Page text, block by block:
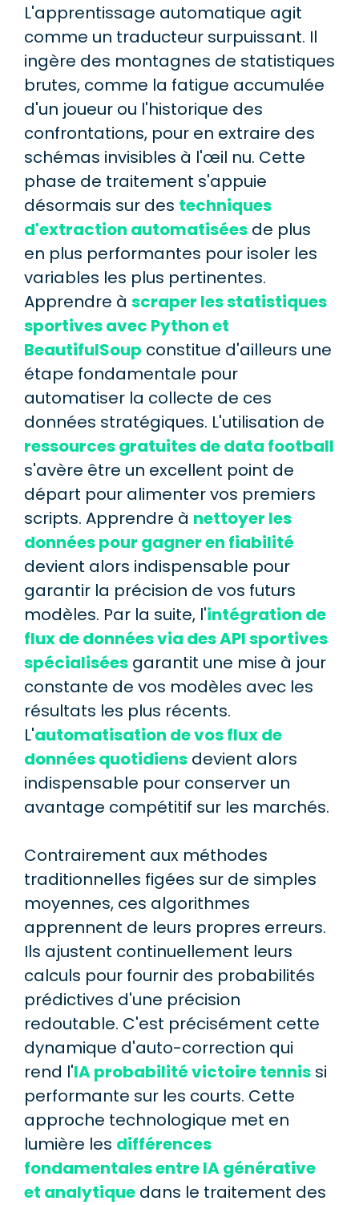
L'apprentissage automatique agit
comme un traducteur surpuissant. Il
ingère des montagnes de statistiques
brutes, comme la fatigue accumulée
d'un joueur ou l'historique des
confrontations, pour en extraire des
schémas invisibles à l'œil nu. Cette
phase de traitement s'appuie
désormais sur des techniques
d'extraction automatisées de plus
en plus performantes pour isoler les
variables les plus pertinentes.
Apprendre à scraper les statistiques
sportives avec Python et
BeautifulSoup constitue d'ailleurs une
étape fondamentale pour
automatiser la collecte de ces
données stratégiques. L'utilisation de
ressources gratuites de data football
s'avère être un excellent point de
départ pour alimenter vos premiers
scripts. Apprendre à nettoyer les
données pour gagner en fiabilité
devient alors indispensable pour
garantir la précision de vos futurs
modèles. Par la suite, l'intégration de
flux de données via des API sportives
spécialisées garantit une mise à jour
constante de vos modèles avec les
résultats les plus récents.
L'automatisation de vos flux de
données quotidiens devient alors
indispensable pour conserver un
avantage compétitif sur les marchés.
Contrairement aux méthodes
traditionnelles figées sur de simples
moyennes, ces algorithmes
apprennent de leurs propres erreurs.
Ils ajustent continuellement leurs
calculs pour fournir des probabilités
prédictives d'une précision
redoutable. C'est précisément cette
dynamique d'auto-correction qui
rend l'IA probabilité victoire tennis si
performante sur les courts. Cette
approche technologique met en
lumière les différences
fondamentales entre IA générative
et analytique dans le traitement des